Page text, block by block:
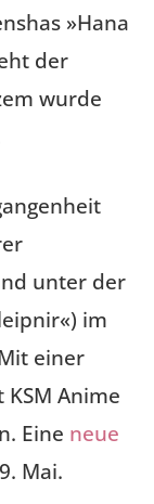
»Hana
der
wurde
unter der
im
einer
Anime
Eine neue
Mai.